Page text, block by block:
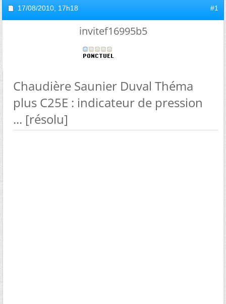
17/08/2010, 17h18 #1
invitef16995b5
Chaudière Saunier Duval Théma
plus C25E : indicateur de pression
... [résolu]